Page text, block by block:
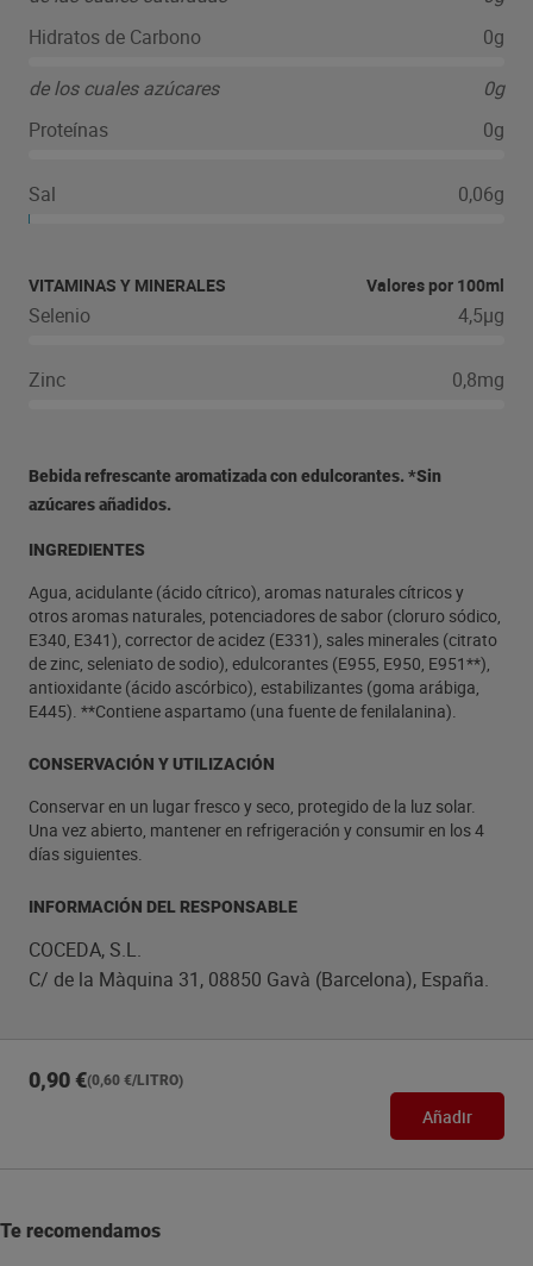
Hidratos de Carbono
0g
de los cuales azúcares
0g
Proteínas
0g
Sal 0,06g
VITAMINAS Y MINERALES Valores por 100ml
Selenio 4,5µg
Zinc 0,8mg
Bebida refrescante aromatizada con edulcorantes. *Sin
azúcares añadidos.
INGREDIENTES
Agua, acidulante (ácido cítrico), aromas naturales cítricos y
otros aromas naturales, potenciadores de sabor (cloruro sódico,
E340, E341), corrector de acidez (E331), sales minerales (citrato
de zinc, seleniato de sodio), edulcorantes (E955, E950, E951**),
antioxidante (ácido ascórbico), estabilizantes (goma arábiga,
E445). **Contiene aspartamo (una fuente de fenilalanina).
CONSERVACIÓN Y UTILIZACIÓN
Conservar en un lugar fresco y seco, protegido de la luz solar.
Una vez abierto, mantener en refrigeración y consumir en los 4
días siguientes.
INFORMACIÓN DEL RESPONSABLE
COCEDA, S.L.
C/ de la Màquina 31, 08850 Gavà (Barcelona), España.
0,90 €(0,60 €/LITRO)
Añadir
Te recomendamos